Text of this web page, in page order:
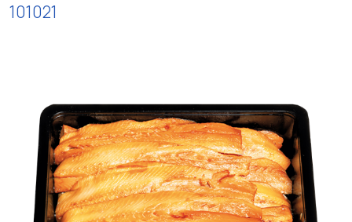
101021